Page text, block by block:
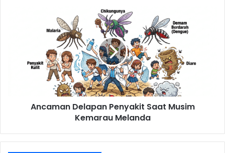
Kemarau
Ancaman Delapan Penyakit Saat Musim
Kemarau Melanda